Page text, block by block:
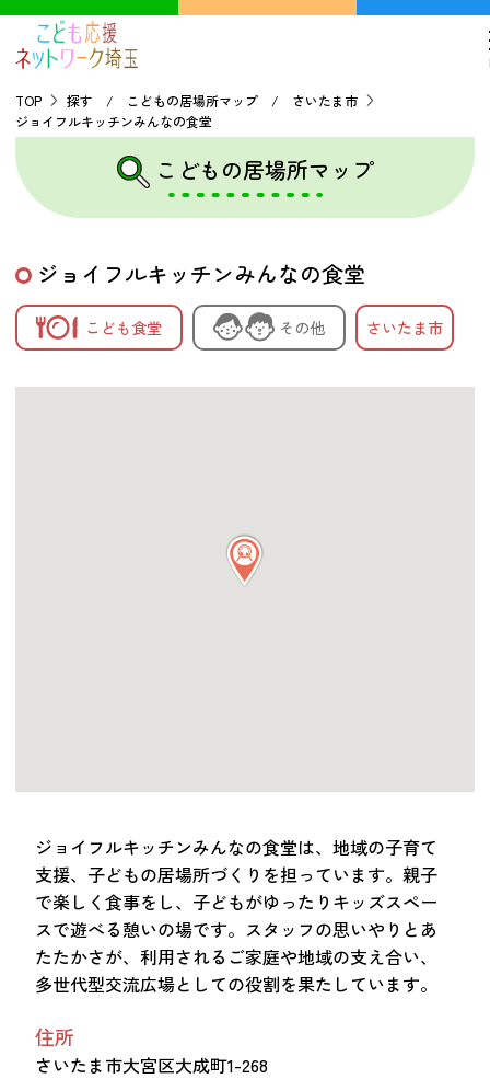
新着情報 音声読み上げ
会員登録
お問い合わせ
TOP
こどもの貧困について
探す
こどもの居場所マップ
TOP
探す / こどもの居場所マップ / さいたま市
ジョイフルキッチンみんなの食堂
こどもの居場所マップ
ジョイフルキッチンみんなの食堂
こども食堂 その他 さいたま市
ジョイフルキッチンみんなの食堂は、地域の子育て
支援、子どもの居場所づくりを担っています。親子
で楽しく食事をし、子どもがゆったりキッズスペー
スで遊べる憩いの場です。スタッフの思いやりとあ
たたかさが、利用されるご家庭や地域の支え合い、
多世代型交流広場としての役割を果たしています。
住所
さいたま市大宮区大成町1-268